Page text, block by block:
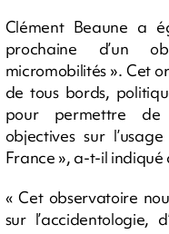
Clément Beaune a
prochaine d’un
micromobilités ». Cet
de tous bords,
pour permettre de
objectives sur
France », a-t-il indiqué
« Cet observatoire
sur l’accidentologie,